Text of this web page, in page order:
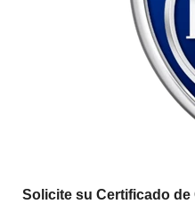
Solicite su Certificado